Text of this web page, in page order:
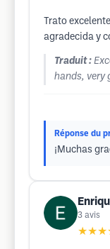
Trato
agradecida y
Traduit :
hands, very
Réponse du
¡Muchas
3 avis